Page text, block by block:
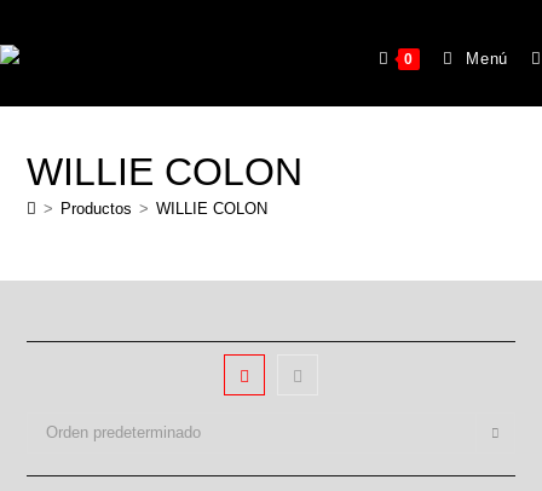
0 Menú
WILLIE COLON
> Productos > WILLIE COLON
Orden predeterminado